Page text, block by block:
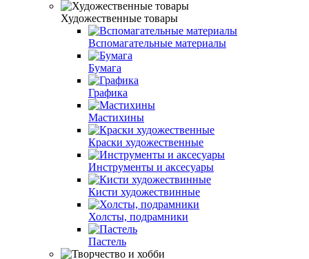
Художественные товары
Вспомагательные материалы
Бумага
Графика
Мастихины
Краски художественные
Инструменты и аксесуары
Кисти художествинные
Холсты, подрамники
Пастель